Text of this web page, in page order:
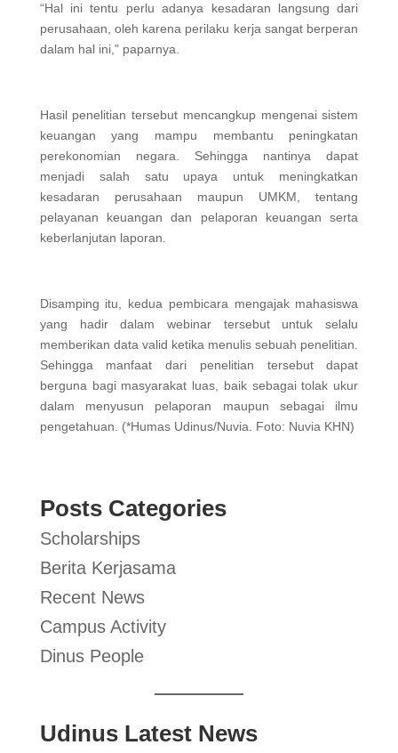
“Hal ini tentu perlu adanya kesadaran langsung dari
perusahaan, oleh karena perilaku kerja sangat berperan
dalam hal ini," paparnya.
Hasil penelitian tersebut mencangkup mengenai sistem
keuangan yang mampu membantu peningkatan
perekonomian negara. Sehingga nantinya dapat
menjadi salah satu upaya untuk meningkatkan
kesadaran perusahaan maupun UMKM, tentang
pelayanan keuangan dan pelaporan keuangan serta
keberlanjutan laporan.
Disamping itu, kedua pembicara mengajak mahasiswa
yang hadir dalam webinar tersebut untuk selalu
memberikan data valid ketika menulis sebuah penelitian.
Sehingga manfaat dari penelitian tersebut dapat
berguna bagi masyarakat luas, baik sebagai tolak ukur
dalam menyusun pelaporan maupun sebagai ilmu
pengetahuan. (*Humas Udinus/Nuvia. Foto: Nuvia KHN)
Posts Categories
Scholarships
Berita Kerjasama
Recent News
Campus Activity
Dinus People
Udinus Latest News